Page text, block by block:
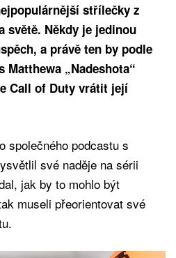
střílečky z
světě. Někdy je jedinou
a právě ten by podle
Matthewa „Nadeshota“
Call of Duty vrátit její
společného podcastu s
své naděje na sérii
jak by to mohlo být
museli přeorientovat své